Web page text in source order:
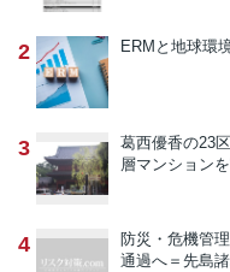
2 ERMと地球環
3 葛西優香の23
層マンション
4 防災・危機管
通過へ＝先島